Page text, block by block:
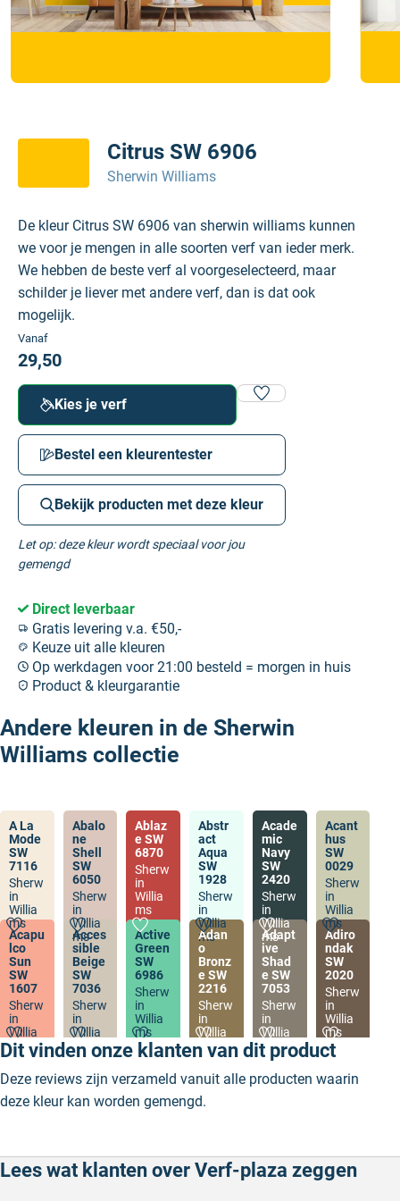
Citrus SW 6906
Sherwin Williams
De kleur Citrus SW 6906 van sherwin williams kunnen
we voor je mengen in alle soorten verf van ieder merk.
We hebben de beste verf al voorgeselecteerd, maar
schilder je liever met andere verf, dan is dat ook
mogelijk.
Vanaf
29,50
Kies je verf
Bestel een kleurentester
Bekijk producten met deze kleur
Let op: deze kleur wordt speciaal voor jou
gemengd
Direct leverbaar
Gratis levering v.a. €50,-
Keuze uit alle kleuren
Op werkdagen voor 21:00 besteld = morgen in huis
Product & kleurgarantie
Andere kleuren in de Sherwin
Williams collectie
A La
Mode
SW
7116
Sherw
in
Willia
ms
Abalo
ne
Shell
SW
6050
Sherw
in
Willia
ms
Ablaz
e SW
6870
Sherw
in
Willia
ms
Abstr
act
Aqua
SW
1928
Sherw
in
Willia
ms
Acade
mic
Navy
SW
2420
Sherw
in
Willia
ms
Acant
hus
SW
0029
Sherw
in
Willia
ms
Acapu
lco
Sun
SW
1607
Sherw
in
Willia
ms
Acces
sible
Beige
SW
7036
Sherw
in
Willia
ms
Active
Green
SW
6986
Sherw
in
Willia
ms
Adan
o
Bronz
e SW
2216
Sherw
in
Willia
ms
Adapt
ive
Shad
e SW
7053
Sherw
in
Willia
ms
Adiro
ndak
SW
2020
Sherw
in
Willia
ms
Dit vinden onze klanten van dit product
Deze reviews zijn verzameld vanuit alle producten waarin
deze kleur kan worden gemengd.
Lees wat klanten over Verf-plaza zeggen